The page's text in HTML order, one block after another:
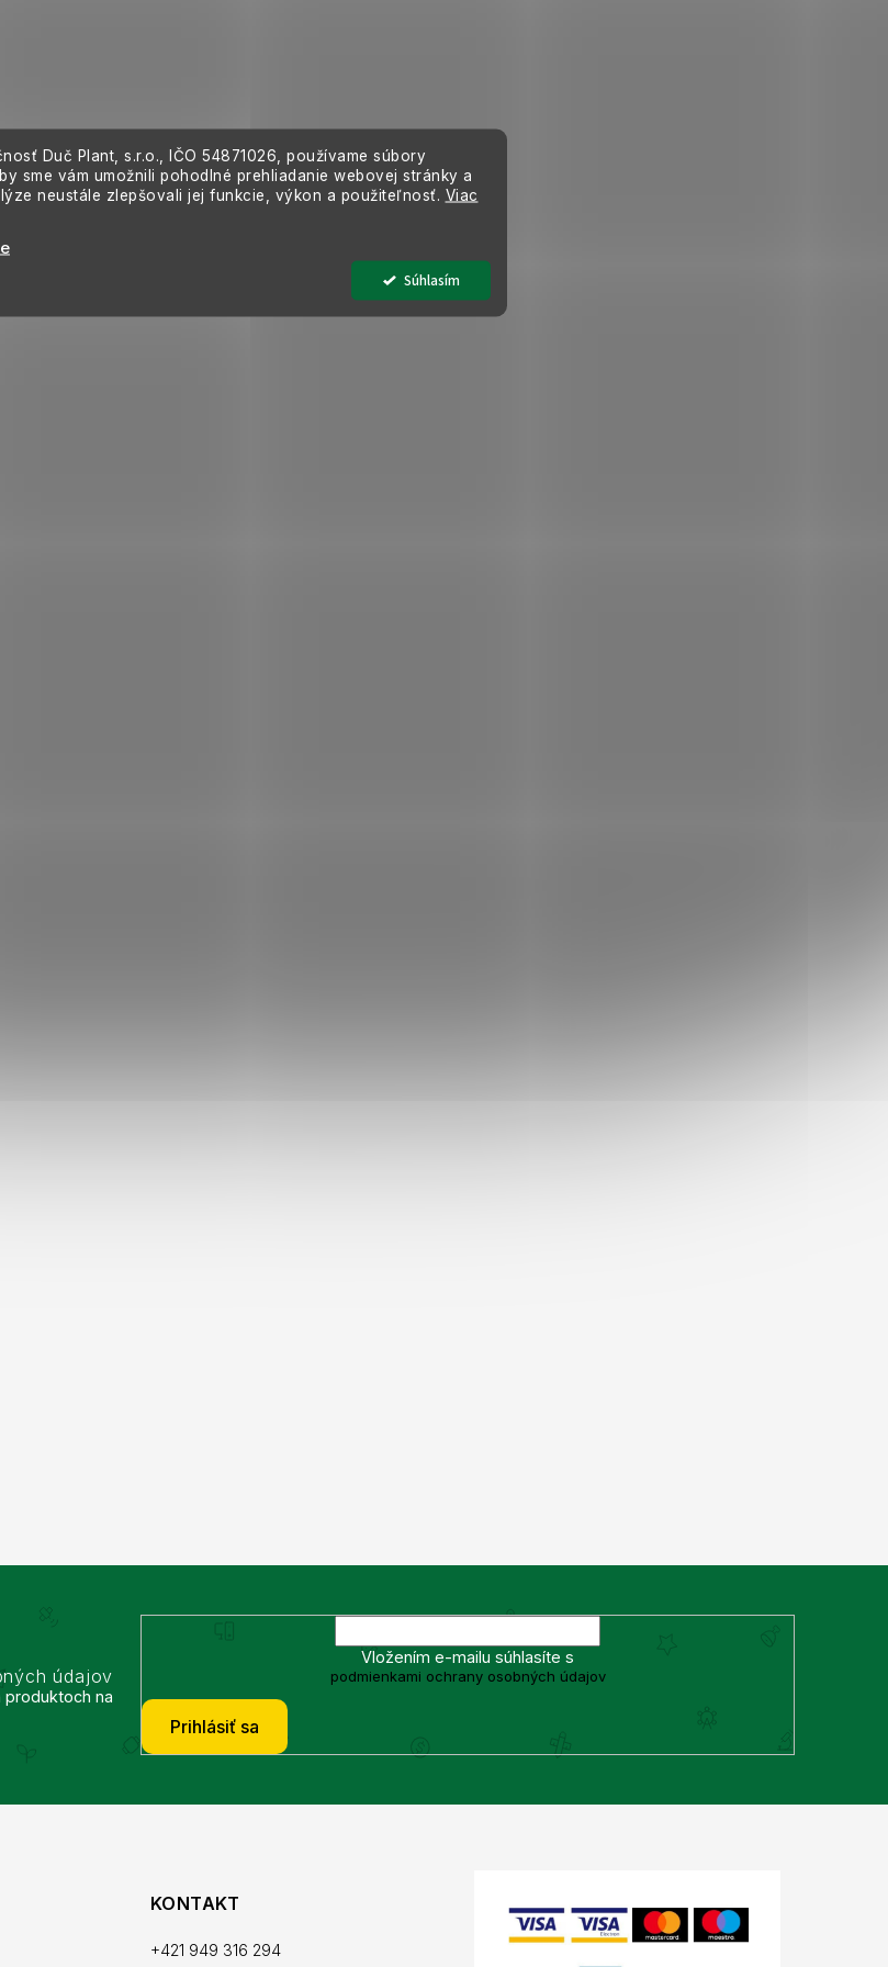
Duč Plant, s.r.o., IČO 54871026,
používame súbory
sme vám umožnili pohodlné prehliadanie webovej stránky a
neustále zlepšovali jej funkcie, výkon a použiteľnosť. Viac
Súhlasím
údajov
na
Vložením e-mailu súhlasíte s
podmienkami ochrany osobných údajov
Prihlásiť sa
KONTAKT
+421 949 316 294